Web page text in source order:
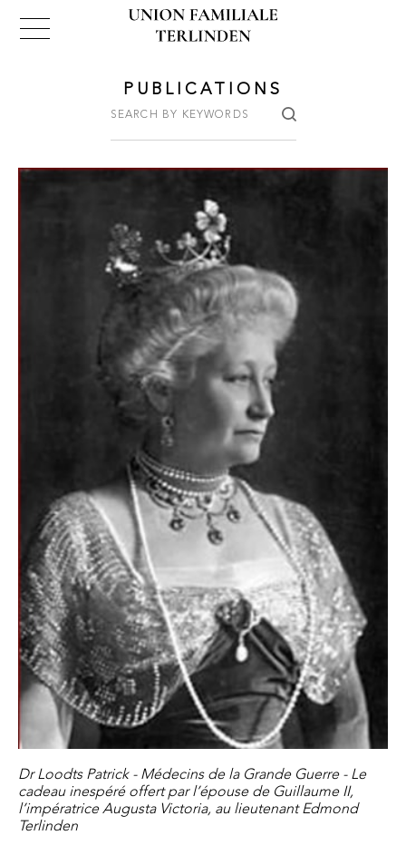
PUBLICATIONS
Dr Loodts Patrick - Médecins de la Grande Guerre - Le
cadeau inespéré offert par l’épouse de Guillaume II,
l’impératrice Augusta Victoria, au lieutenant Edmond
Terlinden